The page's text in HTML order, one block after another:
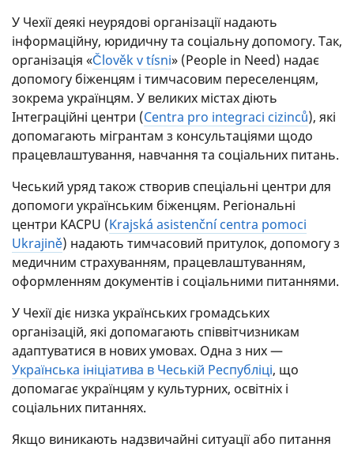
У Чехії деякі неурядові організації надають
інформаційну, юридичну та соціальну допомогу. Так,
організація «Člověk v tísni» (People in Need) надає
допомогу біженцям і тимчасовим переселенцям,
зокрема українцям. У великих містах діють
Інтеграційні центри (Centra pro integraci cizinců), які
допомагають мігрантам з консультаціями щодо
працевлаштування, навчання та соціальних питань.
Чеський уряд також створив спеціальні центри для
допомоги українським біженцям. Регіональні
центри KACPU (Krajská asistenční centra pomoci
Ukrajině) надають тимчасовий притулок, допомогу з
медичним страхуванням, працевлаштуванням,
оформленням документів і соціальними питаннями.
У Чехії діє низка українських громадських
організацій, які допомагають співвітчизникам
адаптуватися в нових умовах. Одна з них —
Українська ініціатива в Чеській Республіці, що
допомагає українцям у культурних, освітніх і
соціальних питаннях.
Якщо виникають надзвичайні ситуації або питання